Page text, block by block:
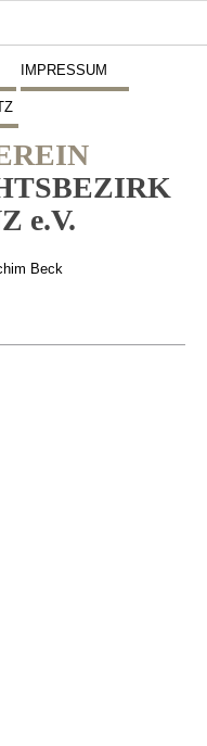
IMPRESSUM
e.V.
Beck